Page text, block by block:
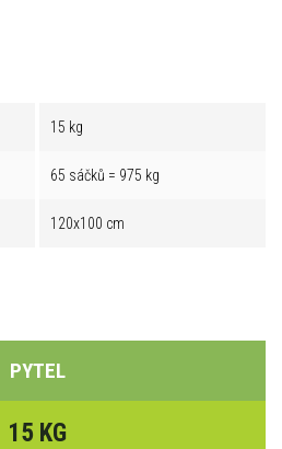
15 kg
65 sáčků = 975 kg
120x100 cm
PYTEL
15 KG